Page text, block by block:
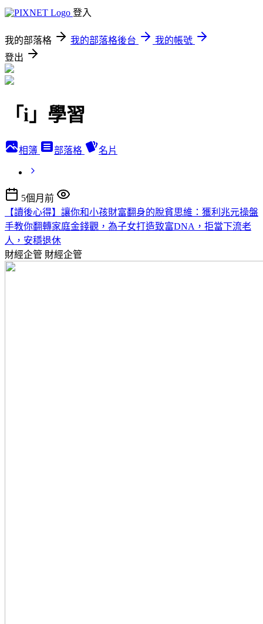
登入
我的部落格 我的部落格後台
我的帳號
登出
「i」學習
相簿 部落格 名片
5個月前
【讀後心得】讓你和小孩財富翻身的脫貧思維：獲利兆元操盤
手教你翻轉家庭金錢觀，為子女打造致富DNA，拒當下流老
人，安穩退休
財經企管 財經企管